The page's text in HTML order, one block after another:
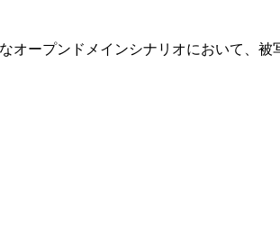
オープンドメインシナリオにおいて、被